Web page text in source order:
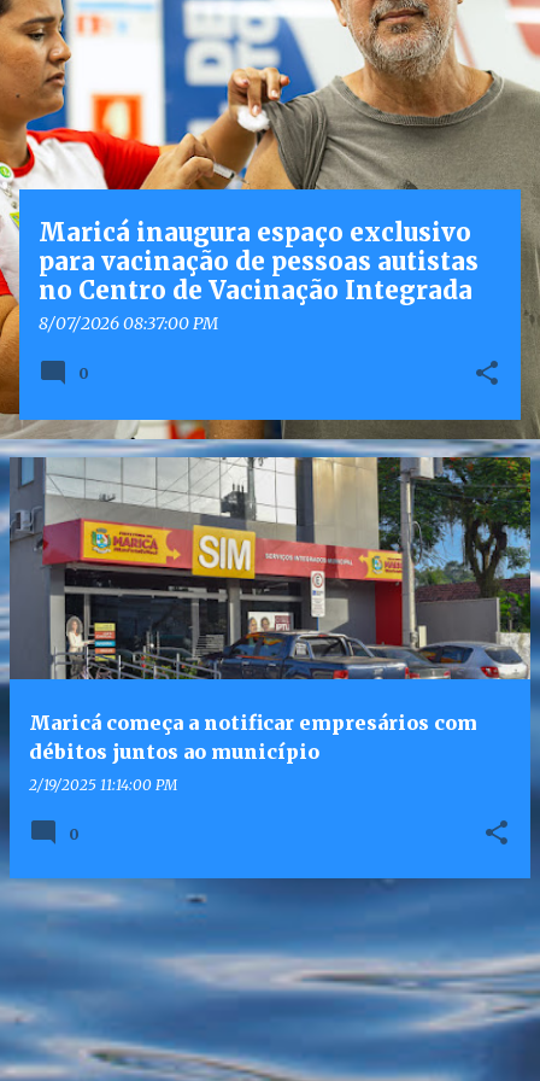
o
s
t
a
g
e
n
s
Maricá inaugura espaço exclusivo
para vacinação de pessoas autistas
no Centro de Vacinação Integrada
8/07/2026 08:37:00 PM
0
Maricá começa a notificar empresários com
débitos juntos ao município
2/19/2025 11:14:00 PM
0